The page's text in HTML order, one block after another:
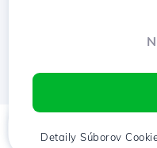
Detaily Súborov
Domov Klient